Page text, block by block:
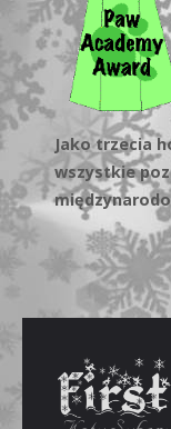
Jako trzecia
wszystkie